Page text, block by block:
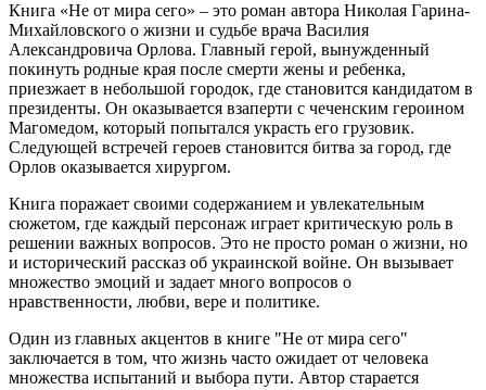
Книга «Не от мира сего» – это роман автора Николая Гарина-
Михайловского о жизни и судьбе врача Василия
Александровича Орлова. Главный герой, вынужденный
покинуть родные края после смерти жены и ребенка,
приезжает в небольшой городок, где становится кандидатом в
президенты. Он оказывается взаперти с чеченским героином
Магомедом, который попытался украсть его грузовик.
Следующей встречей героев становится битва за город, где
Орлов оказывается хирургом.
Книга поражает своими содержанием и увлекательным
сюжетом, где каждый персонаж играет критическую роль в
решении важных вопросов. Это не просто роман о жизни, но
и исторический рассказ об украинской войне. Он вызывает
множество эмоций и задает много вопросов о
нравственности, любви, вере и политике.
Один из главных акцентов в книге "Не от мира сего"
заключается в том, что жизнь часто ожидает от человека
множества испытаний и выбора пути. Автор старается